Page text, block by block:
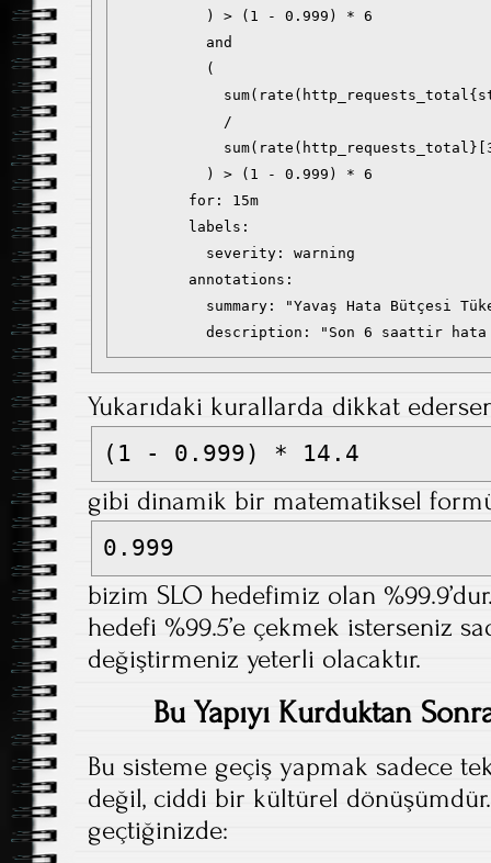
          ) > (1 - 0.999) * 6
          and
          (
            /
          ) > (1 - 0.999) * 6
        for: 15m
        labels:
          severity: warning
        annotations:
summary: "Yavaş Hata Bütçesi
description: "Son 6 saattir
Yukarıdaki kurallarda dikkat
(1 - 0.999) * 14.4
gibi dinamik bir matematiksel
0.999
bizim SLO hedefimiz olan
hedefi %99.5’e çekmek isterseniz
değiştirmeniz yeterli olacaktır.
Bu Yapıyı Kurduktan
Bu sisteme geçiş yapmak sadece
değil, ciddi bir kültürel
geçtiğinizde: